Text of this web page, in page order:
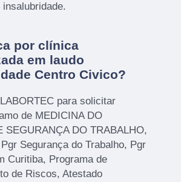
por clínica
em laudo
Centro Civico?
para solicitar
de MEDICINA DO
SEGURANÇA DO TRABALHO,
Segurança do Trabalho, Pgr
Curitiba, Programa de
de Riscos, Atestado